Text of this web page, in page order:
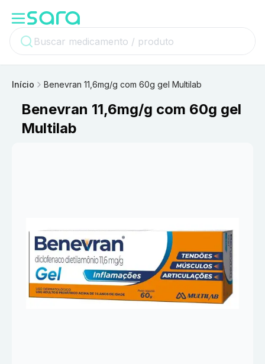
Início Benevran 11,6mg/g com 60g gel Multilab
Benevran 11,6mg/g com 60g gel
Multilab